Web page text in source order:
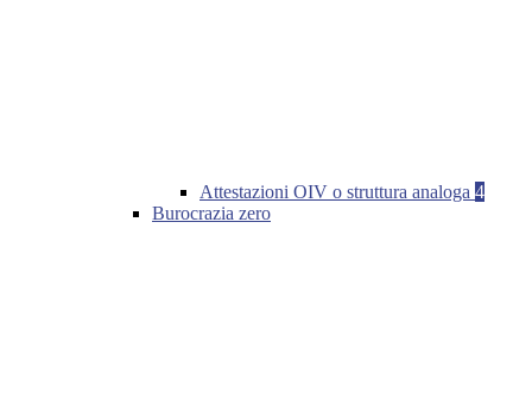
Attestazioni OIV o struttura analoga 4
Burocrazia zero